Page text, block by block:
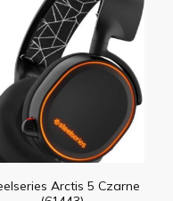
Arctis 5 Czarne